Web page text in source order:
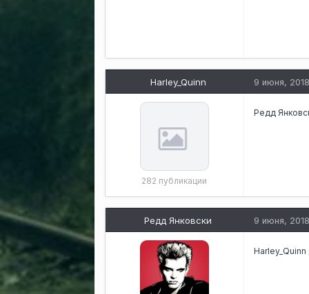
Harley_Quinn
282 публикации
9 июня, 2018
Редд
Редд Янковски 9 июня, 2018
Harley_Quinn